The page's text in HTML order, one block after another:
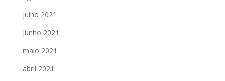
julho 2021
junho 2021
maio 2021
abril 2021